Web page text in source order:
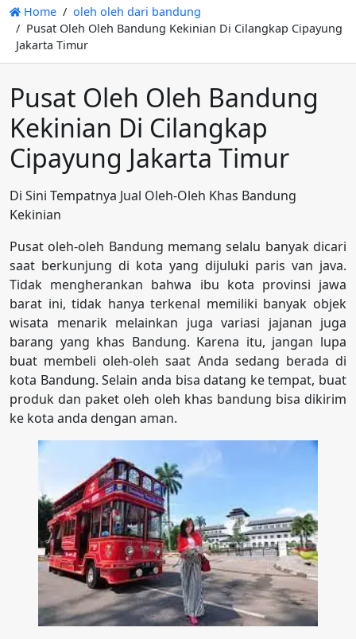
Home
oleh oleh dari bandung
Pusat Oleh Oleh Bandung Kekinian Di Cilangkap Cipayung
Jakarta Timur
Pusat Oleh Oleh Bandung
Kekinian Di Cilangkap
Cipayung Jakarta Timur
Di Sini Tempatnya Jual Oleh-Oleh Khas Bandung
Kekinian
Pusat oleh-oleh Bandung memang selalu banyak dicari
saat berkunjung di kota yang dijuluki paris van java.
Tidak mengherankan bahwa ibu kota provinsi jawa
barat ini, tidak hanya terkenal memiliki banyak objek
wisata menarik melainkan juga variasi jajanan juga
barang yang khas Bandung. Karena itu, jangan lupa
buat membeli oleh-oleh saat Anda sedang berada di
kota Bandung. Selain anda bisa datang ke tempat, buat
produk dan paket oleh oleh khas bandung bisa dikirim
ke kota anda dengan aman.